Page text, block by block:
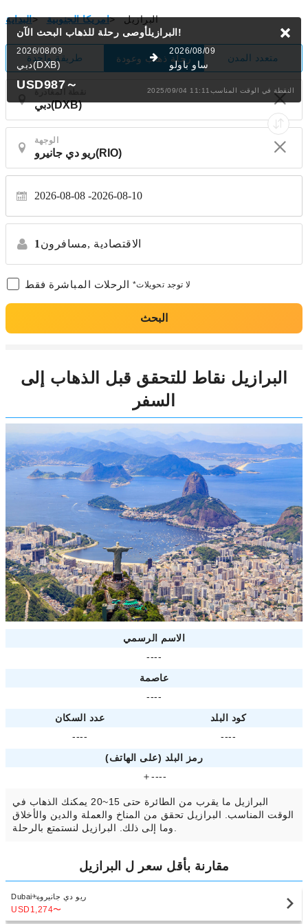
البداية> امريكا الجنوبية> البرازيل
طريقة واحدة رحلة ذهاب وعودة متعدد المدن
الوجهة
2026-08-08 2026-08-10
1 مسافرون, الاقتصادية
الرحلات المباشرة فقط *لا توجد تحويلات
البحث
البرازيلأوصى رحلة للذهاب البحث الآن!
2026/08/09
دبي(DXB)
2026/08/09
ساو باولو
USD987～ 2025/09/04 11:11النقطة في الوقت المناسب
البرازيل نقاط للتحقق قبل الذهاب إلى
السفر
الاسم الرسمي
----
عاصمة
----
عدد السكان
كود البلد
----
----
رمز البلد (على الهاتف)
＋----
البرازيل ما يقرب من الطائرة حتى 15~20 يمكنك الذهاب في
الوقت المناسب. البرازيل تحقق من المناخ والعملة والدين والأخلاق
مقارنة بأقل سعر ل البرازيل
Dubai ريو دي جانيرو
USD1,274〜